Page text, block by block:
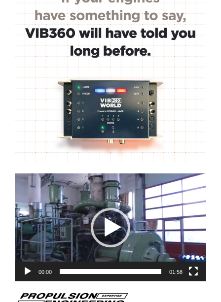
Lecteur
00:00 01:58